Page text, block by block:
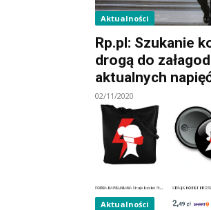
Aktualności
Rp.pl: Szukanie
drogą do
aktualnych
02/11/2020
Aktualności